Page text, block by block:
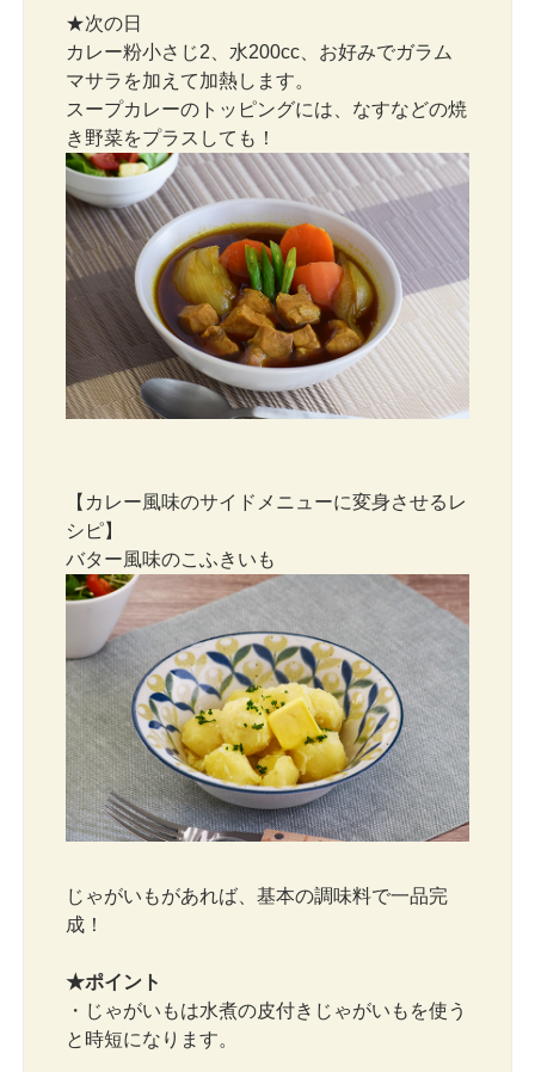
★次の日
カレー粉小さじ2、水200cc、お好みでガラム
マサラを加えて加熱します。
スープカレーのトッピングには、なすなどの焼
き野菜をプラスしても！
【カレー風味のサイドメニューに変身させるレ
シピ】
バター風味のこふきいも
じゃがいもがあれば、基本の調味料で一品完
成！
★ポイント
・じゃがいもは水煮の皮付きじゃがいもを使う
と時短になります。